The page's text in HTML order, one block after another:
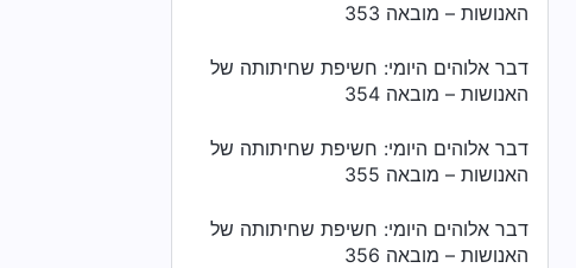
האנושות – מובאה 353
דבר אלוהים היומי: חשיפת שחיתותה של
האנושות – מובאה 354
דבר אלוהים היומי: חשיפת שחיתותה של
האנושות – מובאה 355
דבר אלוהים היומי: חשיפת שחיתותה של
האנושות – מובאה 356